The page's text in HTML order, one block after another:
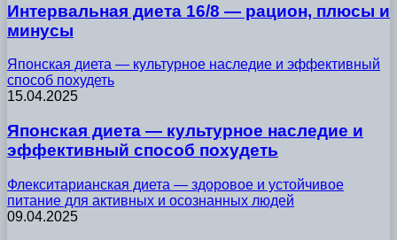
Интервальная диета 16/8 — рацион, плюсы и
минусы
Японская диета — культурное наследие и эффективный
способ похудеть
15.04.2025
Японская диета — культурное наследие и
эффективный способ похудеть
Флекситарианская диета — здоровое и устойчивое
питание для активных и осознанных людей
09.04.2025